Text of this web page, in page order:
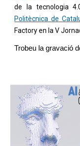
de la tecnologia
Politècnica de
Factory en la V
Trobeu la gravació